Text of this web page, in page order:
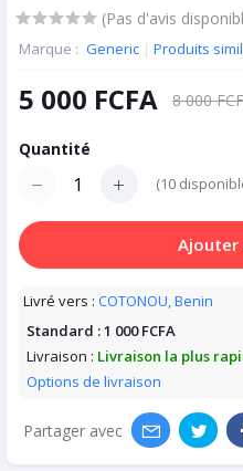
(Pas d'avis
Marque : Generic | Produits
5 000 FCFA 8 000
Quantité
(10
Ajouter
Livré vers : COTONOU, Benin
Standard :1 000 FCFA
Livraison : Livraison la plus
Options de livraison
Partager avec